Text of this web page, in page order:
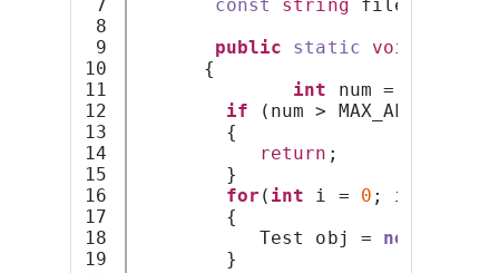
7
8
9
10
11
12
13
14
15
16
17
18
19
const
string fileName =
public
static void
{
int num =
if (num >
{
return ;
}
for ( int i = 0 ; i < num;
{
Test obj = new
}